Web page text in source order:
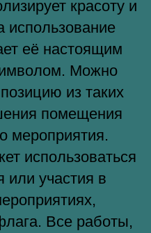
красоту и
использование
её настоящим
Можно
из таких
помещения
мероприятия.
использоваться
участия в
Все работы,